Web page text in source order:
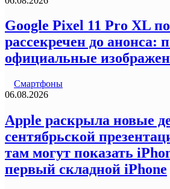
Google Pixel 11 Pro XL
рассекречен до анонса:
официальные
Смартфоны
06.08.2026
Apple раскрыла новые
сентябрьской
там могут показать
первый складной iPhone